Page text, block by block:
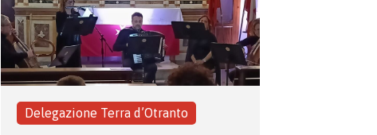
Delegazione Terra d’Otranto